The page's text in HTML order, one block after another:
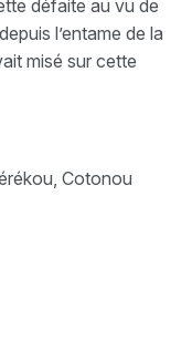
défaite au vu de
l’entame de la
misé sur cette
Cotonou